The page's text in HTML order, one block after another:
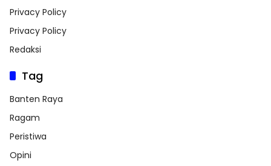
Privacy Policy
Privacy Policy
Redaksi
Tag
Banten Raya
Ragam
Peristiwa
Opini